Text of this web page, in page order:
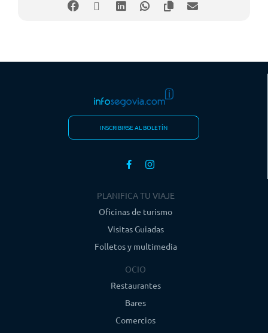
INSCRIBIRSE AL BOLETÍN
PLANIFICA TU VIAJE
Oficinas de turismo
Visitas Guiadas
Folletos y multimedia
OCIO
Restaurantes
Bares
Comercios